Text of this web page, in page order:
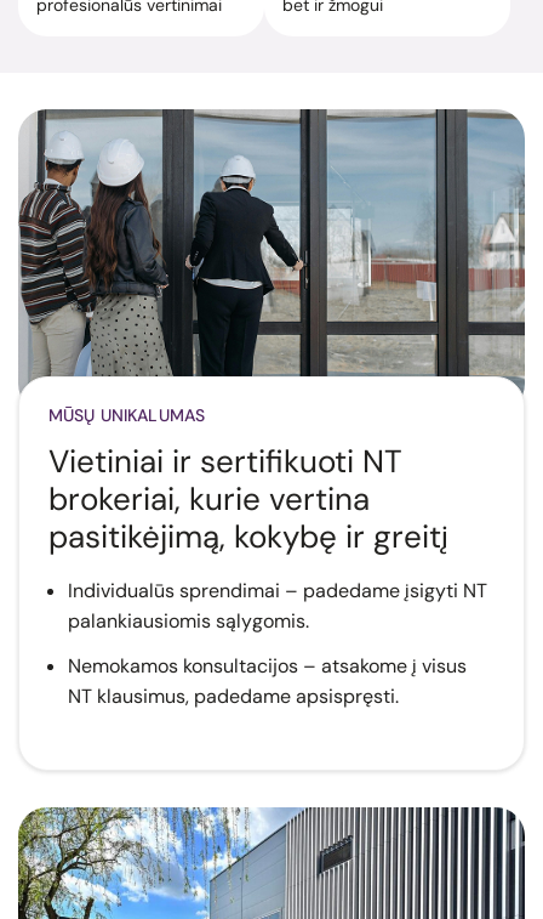
profesionalūs vertinimai
bet ir žmogui
MŪSŲ UNIKALUMAS
Vietiniai ir sertifikuoti NT
brokeriai, kurie vertina
pasitikėjimą, kokybę ir greitį
Individualūs sprendimai – padedame įsigyti NT
palankiausiomis sąlygomis.
Nemokamos konsultacijos – atsakome į visus
NT klausimus, padedame apsispręsti.